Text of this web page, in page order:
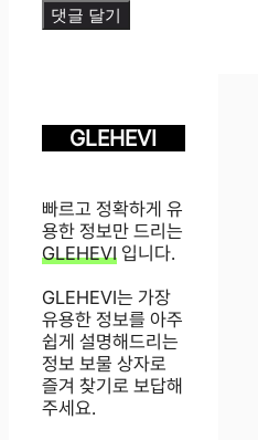
GLEHEVI
빠르고 정확하게 유
용한 정보만 드리는
GLEHEVI 입니다.
GLEHEVI는 가장
유용한 정보를 아주
쉽게 설명해드리는
정보 보물 상자로
즐겨 찾기로 보답해
주세요.